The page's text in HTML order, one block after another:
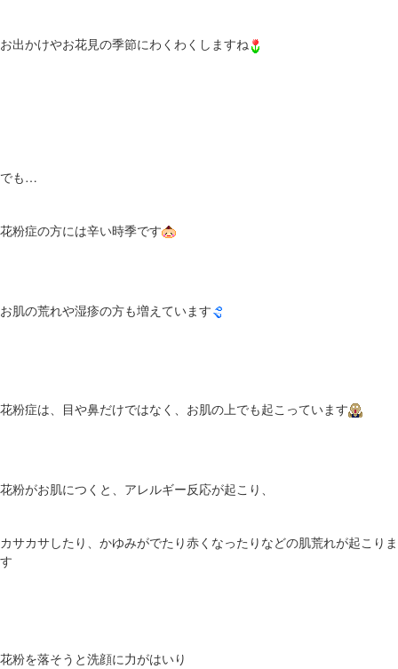
お出かけやお花見の季節にわくわくしますね
でも…
花粉症の方には辛い時季です
お肌の荒れや湿疹の方も増えています
花粉症は、目や鼻だけではなく、お肌の上でも起こっています
花粉がお肌につくと、アレルギー反応が起こり、
カサカサしたり、かゆみがでたり赤くなったりなどの肌荒れが起こりま
す
花粉を落そうと洗顔に力がはいり